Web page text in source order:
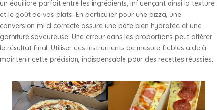
un équilibre parfait entre les ingrédients, influençant ainsi la texture
et le goût de vos plats. En particulier pour une pizza, une
conversion ml cl correcte assure une pâte bien hydratée et une
garniture savoureuse. Une erreur dans les proportions peut altérer
le résultat final. Utiliser des instruments de mesure fiables aide à
maintenir cette précision, indispensable pour des recettes réussies.